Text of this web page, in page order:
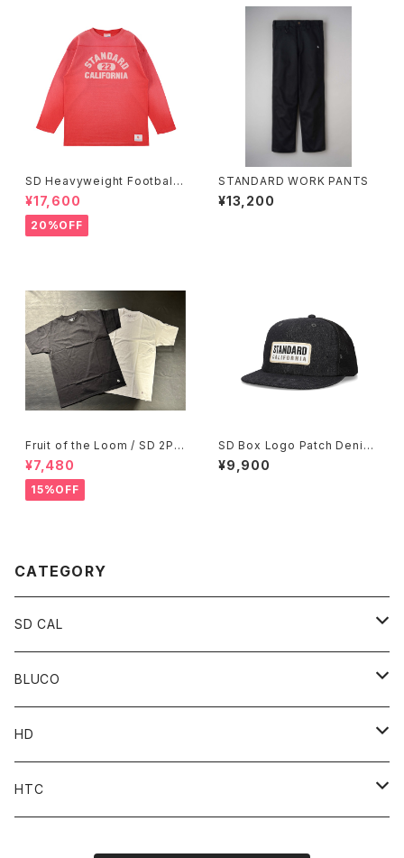
SD Heavyweight Football
Logo LS T VW
¥17,600
20%OFF
STANDARD WORK PANTS
¥13,200
Fruit of the Loom / SD 2Pa
ck T/Awesome ２カラーオリ
ジナルパック
¥7,480
15%OFF
SD Box Logo Patch Denim
Mesh Cap
¥9,900
CATEGORY
SD CAL
Top
Pant
Accessories
BLUCO
Tops
Pant
HD
Parts
HTC